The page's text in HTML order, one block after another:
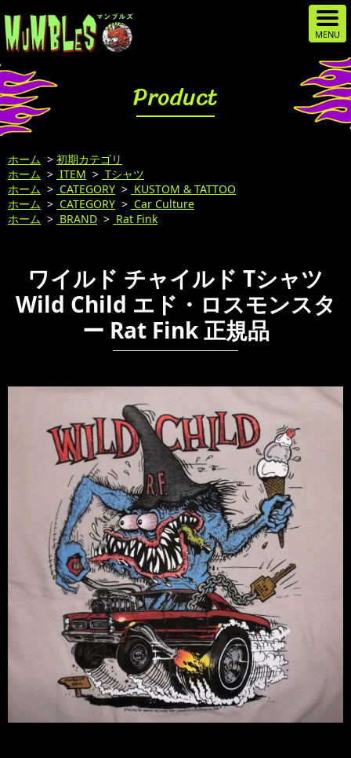
Product
ホーム > 初期カテゴリ
ホーム > ITEM > Tシャツ
ホーム > CATEGORY > KUSTOM & TATTOO
ホーム > CATEGORY > Car Culture
ホーム > BRAND > Rat Fink
ワイルド チャイルド Tシャツ
Wild Child エド・ロスモンスタ
ー Rat Fink 正規品